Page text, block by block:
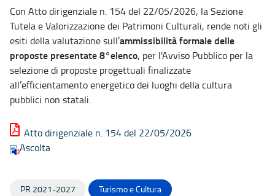
Con Atto dirigenziale n. 154 del 22/05/2026, la Sezione
Tutela e Valorizzazione dei Patrimoni Culturali, rende noti gli
esiti della valutazione sull’ammissibilità formale delle
proposte presentate 8°elenco, per l'Avviso Pubblico per la
selezione di proposte progettuali finalizzate
all’efficientamento energetico dei luoghi della cultura
pubblici non statali.
Atto dirigenziale n. 154 del 22/05/2026
Ascolta
PR 2021-2027
Turismo e Cultura